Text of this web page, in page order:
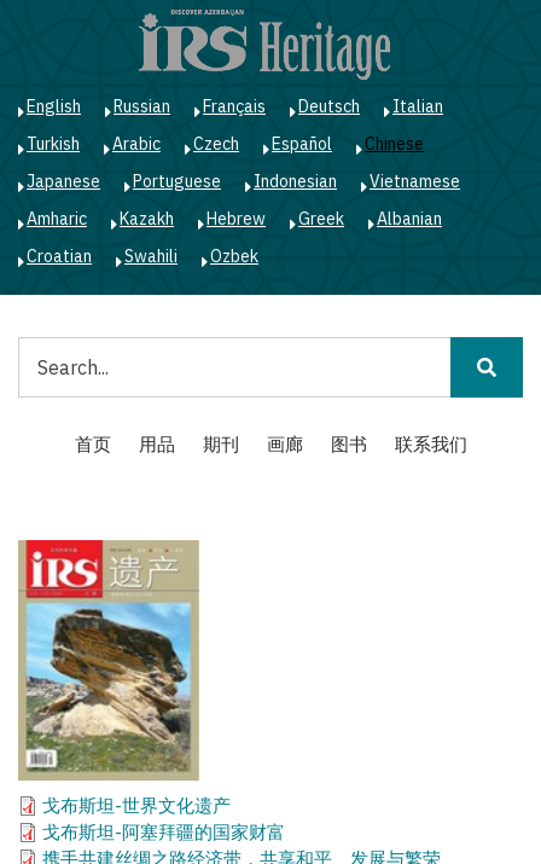
English Russian Français Deutsch
Italian
Turkish
Arabic Czech Español
Chinese
Japanese
Portuguese Indonesian
Vietnamese
Amharic
Kazakh Hebrew Greek
Albanian
Croatian
Swahili Ozbek
navigation
首页 用品 期刊 画廊 图书 联系我们
戈布斯坦-世界文化遗产
戈布斯坦-阿塞拜疆的国家财富
携手共建丝绸之路经济带，共享和平、发展与繁荣